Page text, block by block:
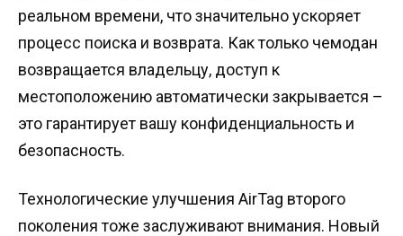
реальном времени, что значительно ускоряет
процесс поиска и возврата. Как только чемодан
возвращается владельцу, доступ к
местоположению автоматически закрывается –
это гарантирует вашу конфиденциальность и
безопасность.
Технологические улучшения AirTag второго
поколения тоже заслуживают внимания. Новый